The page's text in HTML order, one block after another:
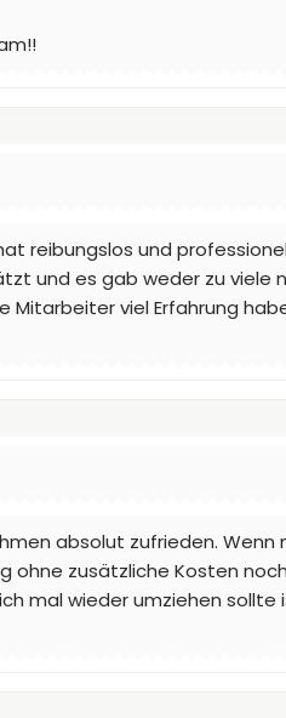
reibungslos und
und es gab weder zu viele
viel Erfahrung
absolut zufrieden.
zusätzliche Kosten
mal wieder umziehen sollte